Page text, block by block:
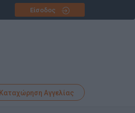
Είσοδος
Καταχώρηση Αγγελίας